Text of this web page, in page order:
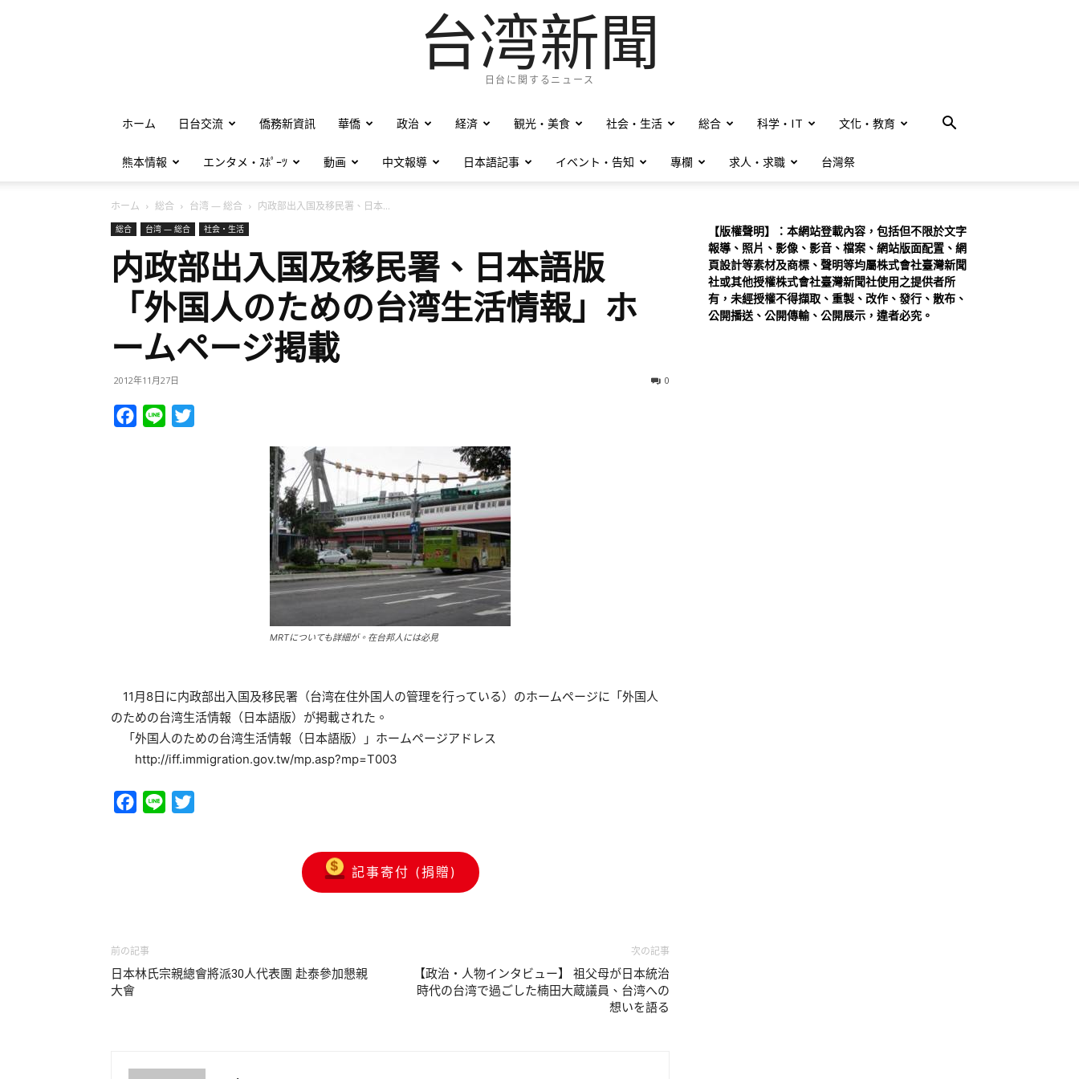
台湾新聞
日台に関するニュース
ホーム 日台交流 僑務新資訊 華僑 政治 経済 観光・美食 社会・生活 総合 科学・IT 文化・教育
熊本情報 エンタメ・ｽﾎﾟｰﾂ 動画 中文報導 日本語記事 イベント・告知 專欄 求人・求職 台灣祭
ホーム 総合 台湾 — 総合 内政部出入国及移民署、日本...
総合 台湾 — 総合 社会・生活
内政部出入国及移民署、日本語版
「外国人のための台湾生活情報」ホ
ームページ掲載
2012年11月27日 0
Facebook
Line
MRTについても詳細が。在台邦人には必見
11月8日に内政部出入国及移民署（台湾在住外国人の管理を行っている）のホームページに「外国人
のための台湾生活情報（日本語版）が掲載された。
「外国人のための台湾生活情報（日本語版）」ホームページアドレス
http://iff.immigration.gov.tw/mp.asp?mp=T003
Facebook
Line
記事寄付 (捐贈)
前の記事
日本林氏宗親總會將派30人代表團 赴泰參加懇親
大會
次の記事
【政治・人物インタビュー】 祖父母が日本統治
時代の台湾で過ごした楠田大蔵議員、台湾への
想いを語る
【版權聲明】：本網站登載內容，包括但不限於文字
報導、照片、影像、影音、檔案、網站版面配置、網
頁設計等素材及商標、聲明等均屬株式會社臺灣新聞
社或其他授權株式會社臺灣新聞社使用之提供者所
有，未經授權不得擷取、重製、改作、發行、散布、
公開播送、公開傳輸、公開展示，違者必究。